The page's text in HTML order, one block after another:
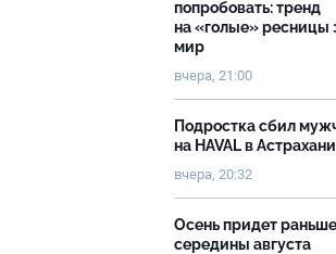
попробовать: тренд
на «голые» ресницы
мир
вчера, 21:00
Подростка сбил
на HAVAL в Астрахани
вчера, 20:32
Осень придет раньше
середины августа